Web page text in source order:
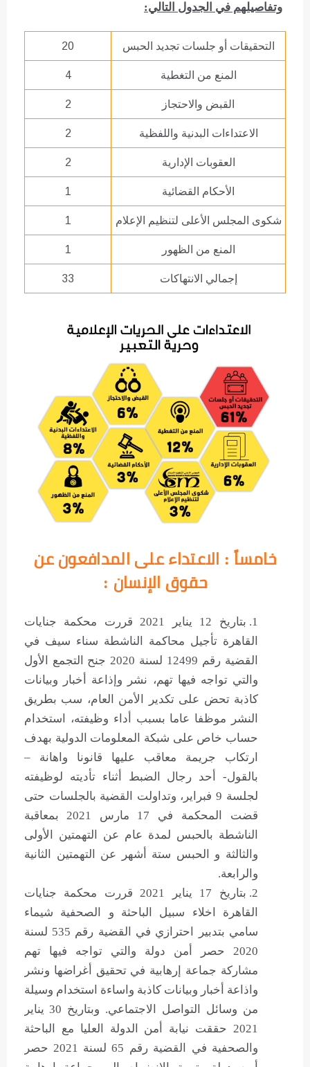
وتفاصيلهم في الجدول التالي:
التحقيقات أو جلسات تجديد الحبس 20
المنع من التغطية 4
القبض والاحتجاز 2
الاعتداءات البدنية واللفظية 2
العقوبات الإدارية 2
الأحكام القضائية
شكوى المجلس الأعلى لتنظيم الإعلام
المنع من الظهور
إجمالي الانتهاكات 33
خامساً : الاعتداء على المدافعون عن
حقوق الإنسان :
بتاريخ 12 يناير 2021 قررت محكمة جنايات
القاهرة تأجيل محاكمة الناشطة سناء سيف في
القضية رقم 12499 لسنة 2020 جنح التجمع الأول
والتي تواجه فيها تهم، نشر وإذاعة أخبار وبيانات
كاذبة تحض على تكدير الأمن العام، سب بطريق
النشر موظفا عاما بسبب أداء وظيفته، استخدام
حساب خاص على شبكة المعلومات الدولية بهدف
ارتكاب جريمة معاقب عليها قانونا واهانة –
بالقول- أحد رجال الضبط أثناء تأديته لوظيفته
لجلسة 9 فبراير، وتداولت القضية بالجلسات حتى
قضت المحكمة في 17 مارس 2021 بمعاقبة
الناشطة بالحبس لمدة عام عن التهمتين الأولى
والثالثة و الحبس ستة أشهر عن التهمتين الثانية
والرابعة.
بتاريخ 17 يناير 2021 قررت محكمة جنايات
القاهرة اخلاء سبيل الباحثة و الصحفية شيماء
سامي بتدبير احترازي في القضية رقم 535 لسنة
2020 حصر أمن دولة والتي تواجه فيها تهم
مشاركة جماعة إرهابية في تحقيق أغراضها ونشر
واذاعة أخبار وبيانات كاذبة واساءة استخدام وسيلة
من وسائل التواصل الاجتماعي. وبتاريخ 30 يناير
2021 حققت نيابة أمن الدولة العليا مع الباحثة
والصحفية في القضية رقم 65 لسنة 2021 حصر